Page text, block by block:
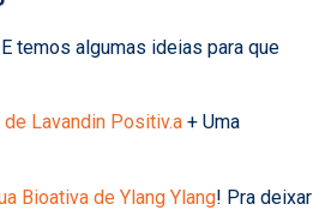
temos algumas ideias para que
Lavandin Positiv.a+ Uma
Bioativa de Ylang Ylang! Pra deixar